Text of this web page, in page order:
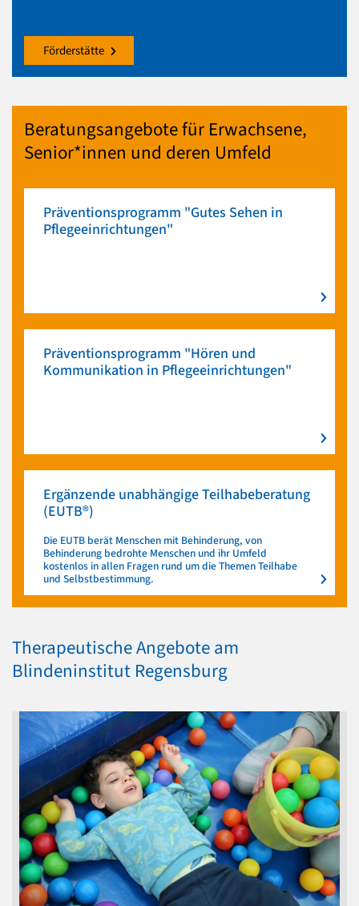
Förderstätte
Beratungsangebote für Erwachsene,
Senior*innen und deren Umfeld
Präventionsprogramm "Gutes Sehen in
Pflegeeinrichtungen"
Präventionsprogramm "Hören und
Kommunikation in Pflegeeinrichtungen"
Ergänzende unabhängige Teilhabeberatung
(EUTB®)
Die EUTB berät Menschen mit Behinderung, von
Behinderung bedrohte Menschen und ihr Umfeld
kostenlos in allen Fragen rund um die Themen Teilhabe
und Selbstbestimmung.
Therapeutische Angebote am
Blindeninstitut Regensburg